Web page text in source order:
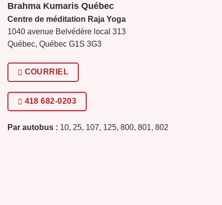
Brahma Kumaris Québec
Centre de méditation Raja Yoga
1040 avenue Belvédère local 313
Québec, Québec G1S 3G3
COURRIEL
418 682-0203
Par autobus : 10, 25, 107, 125, 800, 801, 802